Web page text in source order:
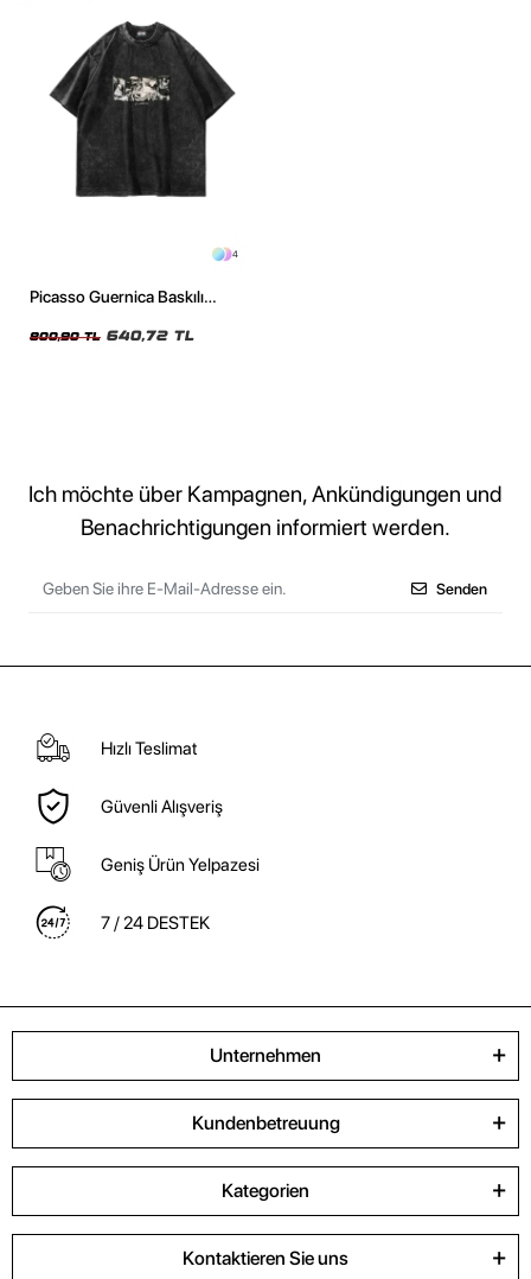
4
Picasso Guernica Baskılı
Tshirt
800,90 TL 640,72 TL
Ich möchte über Kampagnen, Ankündigungen und
Benachrichtigungen informiert werden.
Senden
Hızlı Teslimat
Güvenli Alışveriş
Geniş Ürün Yelpazesi
7 / 24 DESTEK
Unternehmen
Kundenbetreuung
Kategorien
Kontaktieren Sie uns